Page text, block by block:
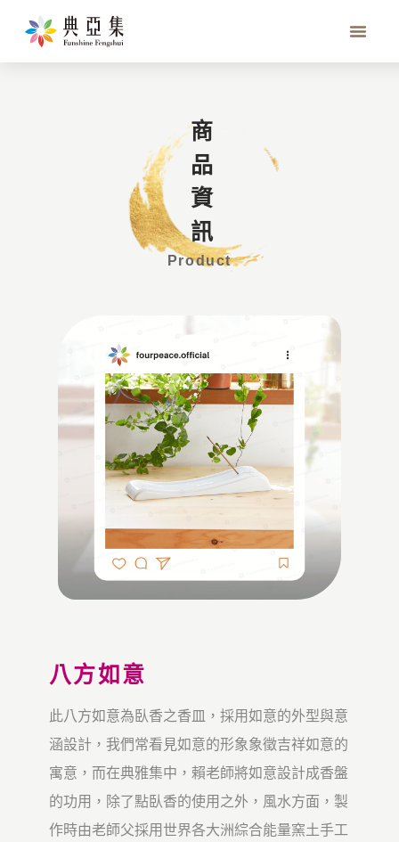
八方如意香盤
商品資訊
Product
八方如意
此八方如意為臥香之香皿，採用如意的外型與意
涵設計，我們常看見如意的形象象徵吉祥如意的
寓意，而在典雅集中，賴老師將如意設計成香盤
的功用，除了點臥香的使用之外，風水方面，製
作時由老師父採用世界各大洲綜合能量窯土手工